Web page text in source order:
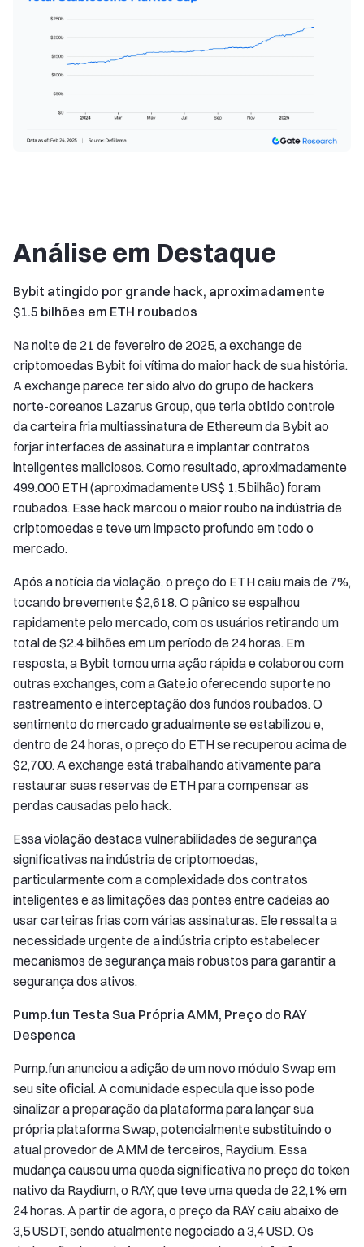
Análise em Destaque
Bybit atingido por grande hack, aproximadamente
$1.5 bilhões em ETH roubados
Na noite de 21 de fevereiro de 2025, a exchange de
criptomoedas Bybit foi vítima do maior hack de sua história.
A exchange parece ter sido alvo do grupo de hackers
norte-coreanos Lazarus Group, que teria obtido controle
da carteira fria multiassinatura de Ethereum da Bybit ao
forjar interfaces de assinatura e implantar contratos
inteligentes maliciosos. Como resultado, aproximadamente
499.000 ETH (aproximadamente US$ 1,5 bilhão) foram
roubados. Esse hack marcou o maior roubo na indústria de
criptomoedas e teve um impacto profundo em todo o
mercado.
Após a notícia da violação, o preço do ETH caiu mais de 7%,
tocando brevemente $2,618. O pânico se espalhou
rapidamente pelo mercado, com os usuários retirando um
total de $2.4 bilhões em um período de 24 horas. Em
resposta, a Bybit tomou uma ação rápida e colaborou com
outras exchanges, com a Gate.io oferecendo suporte no
rastreamento e interceptação dos fundos roubados. O
sentimento do mercado gradualmente se estabilizou e,
dentro de 24 horas, o preço do ETH se recuperou acima de
$2,700. A exchange está trabalhando ativamente para
restaurar suas reservas de ETH para compensar as
perdas causadas pelo hack.
Essa violação destaca vulnerabilidades de segurança
significativas na indústria de criptomoedas,
particularmente com a complexidade dos contratos
inteligentes e as limitações das pontes entre cadeias ao
usar carteiras frias com várias assinaturas. Ele ressalta a
necessidade urgente de a indústria cripto estabelecer
mecanismos de segurança mais robustos para garantir a
segurança dos ativos.
Pump.fun Testa Sua Própria AMM, Preço do RAY
Despenca
Pump.fun anunciou a adição de um novo módulo Swap em
seu site oficial. A comunidade especula que isso pode
sinalizar a preparação da plataforma para lançar sua
própria plataforma Swap, potencialmente substituindo o
atual provedor de AMM de terceiros, Raydium. Essa
mudança causou uma queda significativa no preço do token
nativo da Raydium, o RAY, que teve uma queda de 22,1% em
24 horas. A partir de agora, o preço da RAY caiu abaixo de
3,5 USDT, sendo atualmente negociado a 3,4 USD. Os